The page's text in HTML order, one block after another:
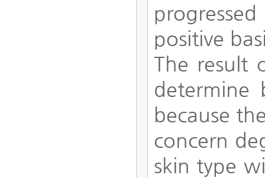
positive
The result
determine
because
concern
skin type